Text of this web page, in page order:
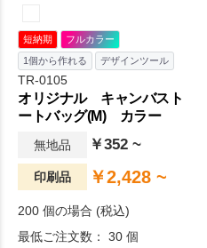
短納期
フルカラー
1個から作れる
デザインツール
TR-0105
オリジナル キャンバスト
ートバッグ(M) カラー
無地品 ￥352 ~
印刷品 ￥2,428 ~
200 個の場合 (税込)
最低ご注文数： 30 個